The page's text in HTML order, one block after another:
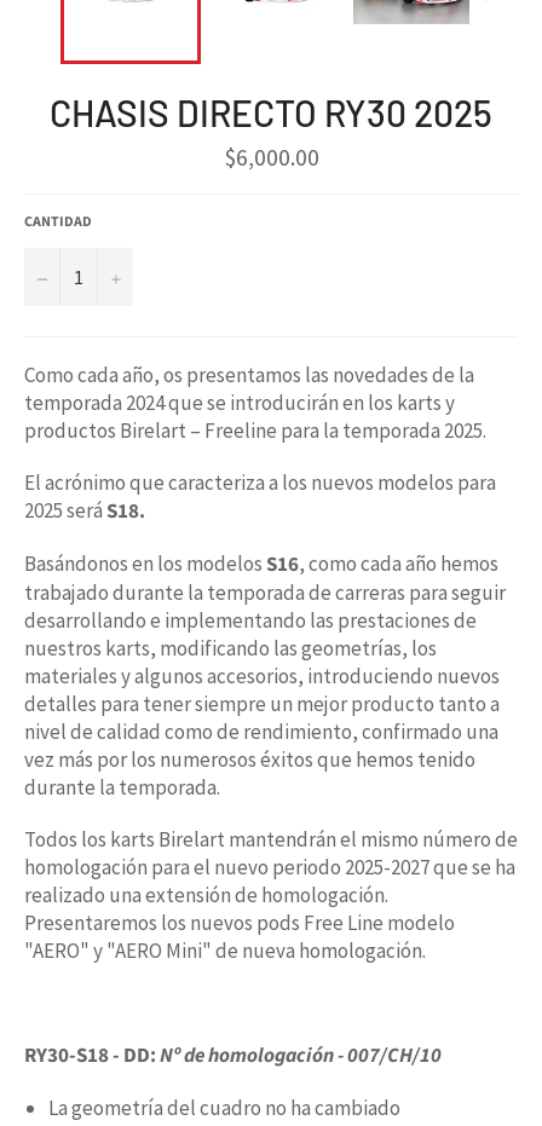
CHASIS DIRECTO RY30 2025
Precio
habitual
$6,000.00
CANTIDAD
− +
Como cada año, os presentamos las novedades de la
temporada 2024 que se introducirán en los karts y
productos Birelart – Freeline para la temporada 2025.
El acrónimo que caracteriza a los nuevos modelos para
2025 seráS18.
Basándonos en los modelosS16, como cada año hemos
trabajado durante la temporada de carreras para seguir
desarrollando e implementando las prestaciones de
nuestros karts, modificando las geometrías, los
materiales y algunos accesorios, introduciendo nuevos
detalles para tener siempre un mejor producto tanto a
nivel de calidad como de rendimiento, confirmado una
vez más por los numerosos éxitos que hemos tenido
durante la temporada.
Todos los karts Birelart mantendrán el mismo número de
homologación para el nuevo periodo 2025-2027 que se ha
realizado una extensión de homologación.
Presentaremos los nuevos pods Free Line modelo
"AERO" y "AERO Mini" de nueva homologación.
RY30-S18 - DD:Nº de homologación - 007/CH/10
La geometría del cuadro no ha cambiado